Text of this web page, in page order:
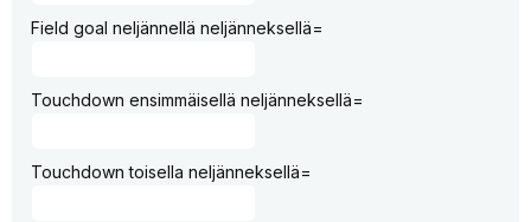
Field goal neljännellä neljänneksellä=
Touchdown ensimmäisellä neljänneksellä=
Touchdown toisella neljänneksellä=